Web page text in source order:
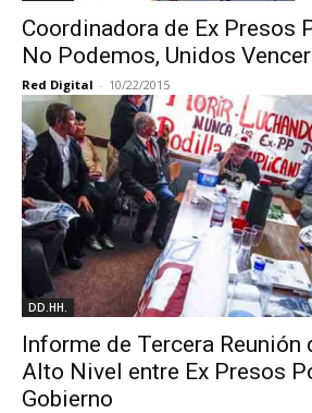
Coordinadora de Ex Presos
No Podemos, Unidos
Red Digital - 10/22/2015
DD.HH.
Informe de Tercera Reunión
Alto Nivel entre Ex Presos
Gobierno